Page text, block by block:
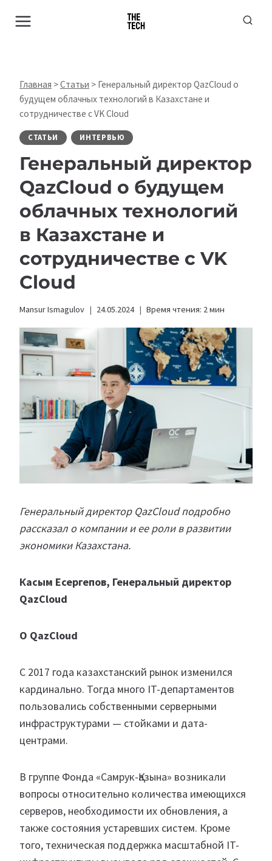
Главная >Статьи > Генеральный директор QazCloud о
будущем облачных технологий в Казахстане и
сотрудничестве с VK Cloud
СТАТЬИ ИНТЕРВЬЮ
Генеральный директор
QazCloud о будущем
облачных технологий
в Казахстане и
сотрудничестве с VK
Cloud
Mansur Ismagulov 24.05.2024 Время чтения: 2мин
Генеральный директор QazCloud подробно
рассказал о компании и ее роли в развитии
экономики Казахстана.
Касым Есергепов, Генеральный директор
QazCloud
О QazCloud
С 2017 года казахстанский рынок изменился
кардинально. Тогда много IT-департаментов
пользовались собственными серверными
инфраструктурами — стойками и дата-
центрами.
В группе Фонда «Самрук-Қазына» возникали
вопросы относительно количества имеющихся
серверов, необходимости их обновления, а
также состояния устаревших систем. Кроме
того, техническая поддержка масштабной IT-